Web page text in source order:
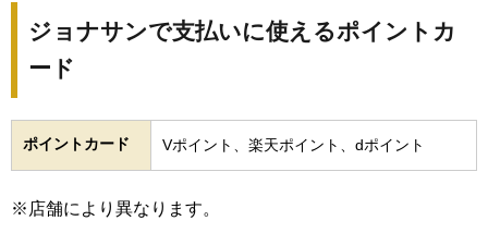
ジョナサンで支払いに使えるポイントカ
ード
ポイントカード Vポイント、楽天ポイント、dポイント
※店舗により異なります。